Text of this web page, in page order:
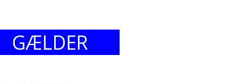
GÆLDER